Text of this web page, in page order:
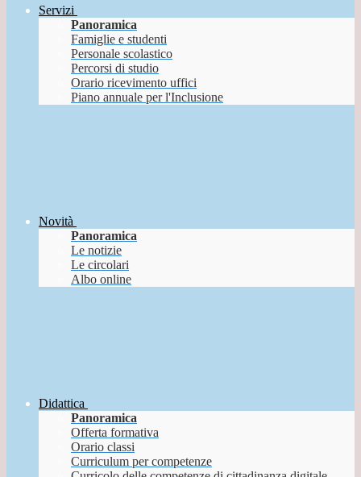
Servizi
Panoramica
Famiglie e studenti
Personale scolastico
Percorsi di studio
Orario ricevimento uffici
Piano annuale per l'Inclusione
Novità
Panoramica
Le notizie
Le circolari
Albo online
Didattica
Panoramica
Offerta formativa
Orario classi
Curriculum per competenze